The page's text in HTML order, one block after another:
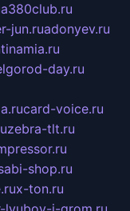
a380club.ru
jun.ruadonyev.ru
day.ru
card-voice.ru
zebra-tlt.ru
shop.ru
x-ton.ru